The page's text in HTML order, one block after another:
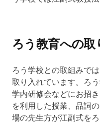
ろう教育への取
ろう学校との取組みで
取り入れています。ろ
学内研修会などにお招
を利用した授業、品詞
場の先生方が江副式を